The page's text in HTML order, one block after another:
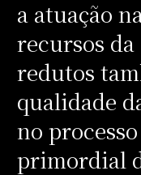
a atuação
recursos
redutos
qualidade
no
primordial